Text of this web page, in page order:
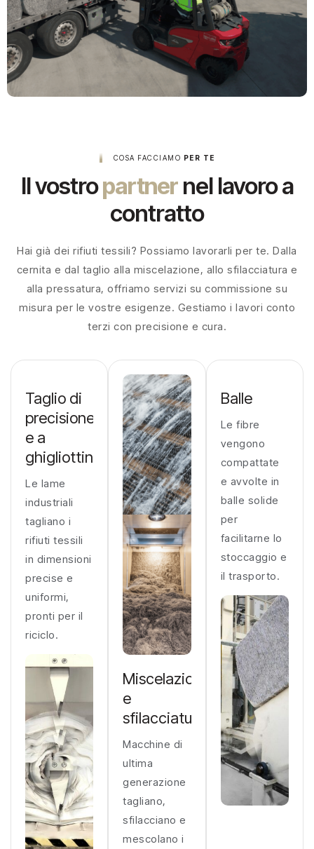
COSA FACCIAMO PER TE
Il vostropartnernel lavoro a
contratto
Hai già dei rifiuti tessili? Possiamo lavorarli per te. Dalla
cernita e dal taglio alla miscelazione, allo sfilacciatura e
alla pressatura, offriamo servizi su commissione su
misura per le vostre esigenze. Gestiamo i lavori conto
terzi con precisione e cura.
Taglio di
precisione
e a
ghigliottina
Le lame
industriali
tagliano i
rifiuti tessili
in dimensioni
precise e
uniformi,
pronti per il
riciclo.
Miscelazione
e
sfilacciatura
Macchine di
ultima
generazione
tagliano,
sfilacciano e
mescolano i
Balle
Le fibre
vengono
compattate
e avvolte in
balle solide
per
facilitarne lo
stoccaggio e
il trasporto.